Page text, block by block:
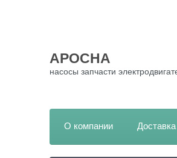
АРОСНА
насосы запчасти
О компании